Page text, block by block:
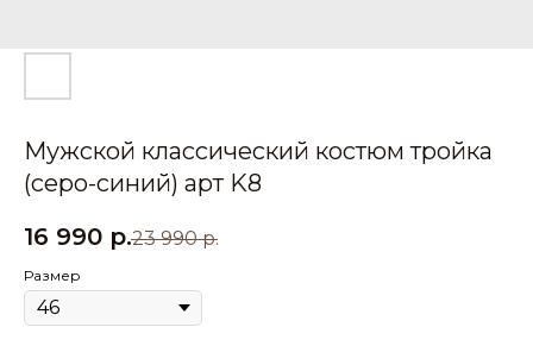
Мужской классический костюм тройка
(серо-синий) арт K8
16 990 р.23 990 р.
Размер